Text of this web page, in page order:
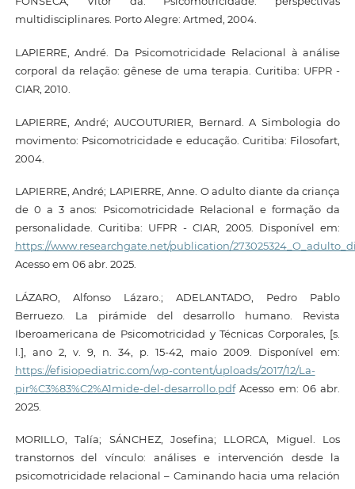
multidisciplinares. Porto Alegre: Artmed, 2004.
LAPIERRE, André. Da Psicomotricidade Relacional à análise
corporal da relação: gênese de uma terapia. Curitiba: UFPR -
CIAR, 2010.
LAPIERRE, André; AUCOUTURIER, Bernard. A Simbologia do
movimento: Psicomotricidade e educação. Curitiba: Filosofart,
2004.
LAPIERRE, André; LAPIERRE, Anne. O adulto diante da criança
de 0 a 3 anos: Psicomotricidade Relacional e formação da
personalidade. Curitiba: UFPR - CIAR, 2005. Disponível em:
https://www.researchgate.net/publication/
Acesso em 06 abr. 2025.
LÁZARO, Alfonso Lázaro.; ADELANTADO, Pedro Pablo
Berruezo. La pirámide del desarrollo humano. Revista
Iberoamericana de Psicomotricidad y Técnicas Corporales, [s.
l.], ano 2, v. 9, n. 34, p. 15-42, maio 2009. Disponível em:
https://efisiopediatric.com/wp-content/uploads/2017/12/La-
pir%C3%83%C2%A1mide-del-desarrollo.pdfAcesso em: 06 abr.
2025.
MORILLO, Talía; SÁNCHEZ, Josefina; LLORCA, Miguel. Los
transtornos del vínculo: análises e intervención desde la
psicomotricidade relacional – Caminando hacia uma relación